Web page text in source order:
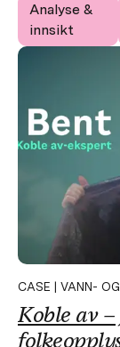
Analyse &
innsikt
CASE | VANN-
Koble av